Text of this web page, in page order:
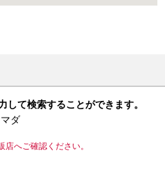
して検索することができます。
ダ
へご確認ください。